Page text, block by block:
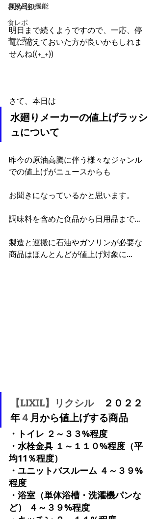
お風呂の機能
食レポ
キッチン
風が強い！
明日まで続くようですので、一応、停
電に備えておいた方が良いかもしれま
せんね((+_+))
さて、本日は
水廻りメーカーの値上げラッシ
ュについて
昨今の原油高騰に伴う様々なジャンル
での値上げがニュースからも
お聞きになっているかと思います。
調味料を含めた食品から日用品まで…
製造と運搬に石油やガソリンが必要な
商品はほんとんどが値上げ対象に…
【LIXIL】リクシル
２０２２
年４ 月から値上げする商品
・トイレ ２～３３%程度
・水栓金具 １～１１０%程度（平
均11％程度）
・ユニットバスルーム ４～３９%
程度
・浴室（単体浴槽・洗濯機パンな
ど） ４～３９%程度